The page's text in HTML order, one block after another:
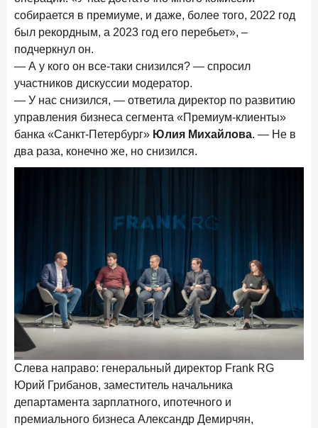
собирается в премиуме, и даже, более того, 2022 год
был рекордным, а 2023 год его перебьет», –
подчеркнул он.
— А у кого он все-таки снизился? — спросил
участников дискуссии модератор.
— У нас снизился, — ответила директор по развитию
управления бизнеса сегмента «Премиум-клиенты»
банка «Санкт-Петербург» Юлия Михайлова. — Не в
два раза, конечно же, но снизился.
Слева направо: генеральный директор Frank RG
Юрий Грибанов, заместитель начальника
департамента зарплатного, ипотечного и
премиального бизнеса Александр Демирчян,